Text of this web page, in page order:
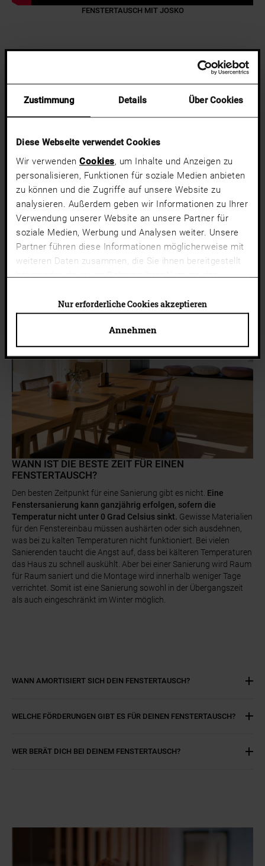
Zustimmung Details Über Cookies
Diese Webseite verwendet Cookies
Wir verwenden Cookies, um Inhalte und Anzeigen zu
personalisieren, Funktionen für soziale Medien anbieten
zu können und die Zugriffe auf unsere Website zu
analysieren. Außerdem geben wir Informationen zu Ihrer
Verwendung unserer Website an unsere Partner für
soziale Medien, Werbung und Analysen weiter. Unsere
Partner führen diese Informationen möglicherweise mit
weiteren Daten zusammen, die Sie ihnen bereitgestellt
haben oder die sie im Rahmen Ihrer Nutzung der
können auch abgelehnt werden. Du kannst deine
Cookie-Einstellungen jederzeit ändern.
Annehmen
Nur erforderliche Cookies akzeptieren
FENSTERTAUSCH MIT JOSKO
WELCHE RISIKEN GIBT ES BEI EINEM FENSTERTAUSCH?
SEIN?
WANN IST DIE BESTE ZEIT FÜR EINEN
FENSTERTAUSCH?
Den besten Zeitpunkt für eine Sanierung gibt es nicht. Eine
Fenstersanierung kann ganzjährig erfolgen, sofern die
Temperatur nicht unter 0 Grad Celsius sinkt. Gewisse Materialien
für den Fenstereinbau müssen aushärten oder sich ausdehnen,
was bei zu kalten Temperaturen nicht funktioniert. Bei vielen
Sanierenden taucht die Angst auf, dass bei kälteren Temperaturen
das Haus zu schnell auskühlt. Aber bei einer Sanierung wird Raum
für Raum saniert und die Montage wird innerhalb weniger Tage
verrichtet. Somit ist eine Sanierung sowohl in der Übergangszeit
als auch eingeschränkt im Winter möglich.
WANN AMORTISIERT SICH DEIN FENSTERTAUSCH?
WELCHE FÖRDERUNGEN GIBT ES FÜR DEINEN FENSTERTAUSCH?
WER BERÄT DICH BEI DEINEM FENSTERTAUSCH?